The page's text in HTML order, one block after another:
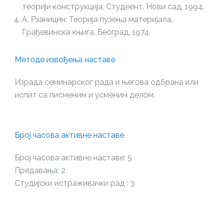
теорији конструкција, Студеент, Нови сад, 1994.
А. Рзаницин: Теорија пузења материјала,
Грађевинска књига, Београд, 1974.
Методе извођења наставе
Израда семинарског рада и његова одбрана или
испит са писменим и усменим делом.
Број часова активне наставе
Број часова активне наставе: 5
Предавања: 2
Студијски истраживачки рад : 3